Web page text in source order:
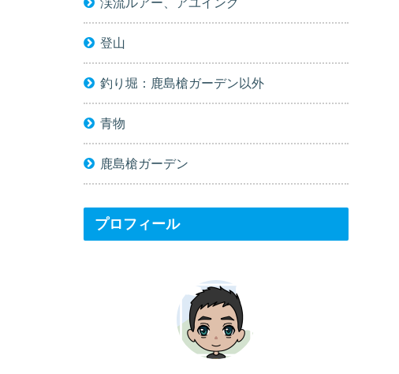
登山
釣り堀：鹿島槍ガーデン以外
青物
鹿島槍ガーデン
プロフィール